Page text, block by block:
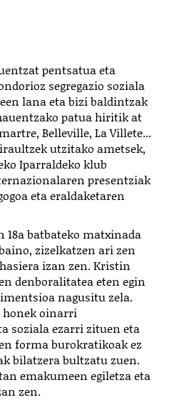
pentsatua eta
segregazio soziala
lana eta bizi baldintzak
patua hiritik at
Belleville, La Villete...
utzitako ametsek,
Iparraldeko klub
presentziak
eta eraldaketaren
18a batbateko matxinada
zizelkatzen ari zen
izan zen. Kristin
denboralitatea eten egin
nagusitu zela.
honek oinarri
soziala ezarri zituen eta
forma burokratikoak ez
bilatzera bultzatu zuen.
emakumeen egiletza eta
zen.